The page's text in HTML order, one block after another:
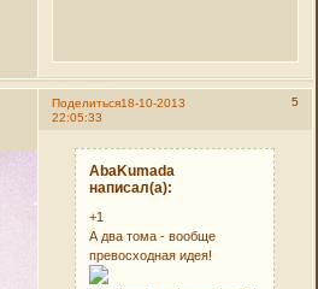
Поделиться 5
18-10-2013
22:05:33
AbaKumada
написал(а):
+1
А два тома - вообще
превосходная идея!